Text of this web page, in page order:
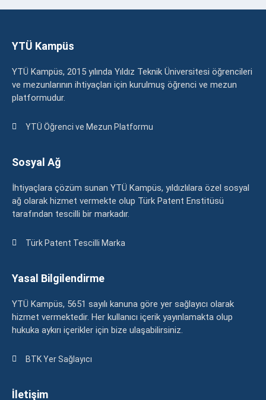
YTÜ Kampüs
YTÜ Kampüs, 2015 yılında Yıldız Teknik Üniversitesi öğrencileri
ve mezunlarının ihtiyaçları için kurulmuş öğrenci ve mezun
platformudur.
YTÜ Öğrenci ve Mezun Platformu
Sosyal Ağ
İhtiyaçlara çözüm sunan YTÜ Kampüs, yıldızlılara özel sosyal
ağ olarak hizmet vermekte olup Türk Patent Enstitüsü
tarafından tescilli bir markadır.
Türk Patent Tescilli Marka
Yasal Bilgilendirme
YTÜ Kampüs, 5651 sayılı kanuna göre yer sağlayıcı olarak
hizmet vermektedir. Her kullanıcı içerik yayınlamakta olup
hukuka aykırı içerikler için bize ulaşabilirsiniz.
BTK Yer Sağlayıcı
İletişim